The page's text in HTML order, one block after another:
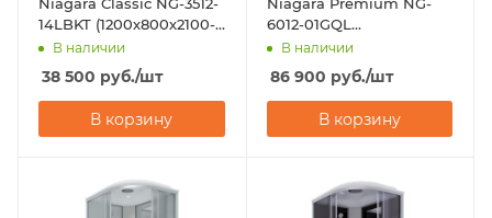
14LBKT (1200х800х2100-
2400)
В наличии
38 500 руб./шт
В корзину
6012-01GQL
(1200х800х2100)
В наличии
86 900 руб./шт
В корзину